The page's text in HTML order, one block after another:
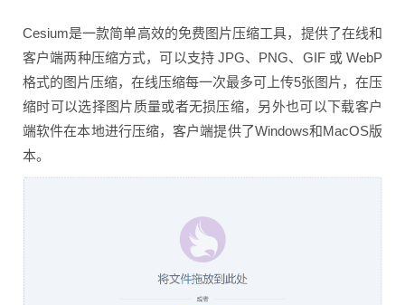
Cesium是一款简单高效的免费图片压缩工具，提供了在线和
客户端两种压缩方式，可以支持 JPG、PNG、GIF 或 WebP
格式的图片压缩，在线压缩每一次最多可上传5张图片，在压
缩时可以选择图片质量或者无损压缩，另外也可以下载客户
端软件在本地进行压缩，客户端提供了Windows和MacOS版
本。